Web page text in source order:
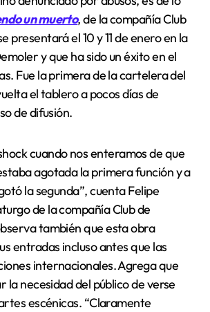
un muerto, de la compañía Club
presentará el 10 y 11 de enero en la
y que ha sido un éxito en el
Fue la primera de la cartelera del
el tablero a pocos días de
de difusión.
cuando nos enteramos de que
agotada la primera función y a
la segunda”, cuenta Felipe
de la compañía Club de
también que esta obra
entradas incluso antes que las
internacionales. Agrega que
la necesidad del público de verse
escénicas. “Claramente